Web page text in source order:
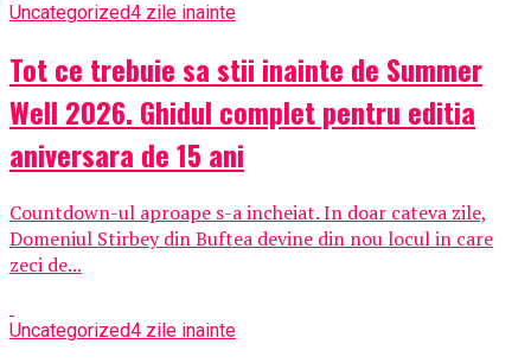
Uncategorized4 zile inainte
Tot ce trebuie sa stii inainte de Summer
Well 2026. Ghidul complet pentru editia
aniversara de 15 ani
Countdown-ul aproape s-a incheiat. In doar cateva zile,
Domeniul Stirbey din Buftea devine din nou locul in care
zeci de...
Uncategorized4 zile inainte